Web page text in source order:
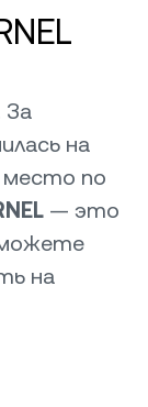
За
на
место по
— это
на